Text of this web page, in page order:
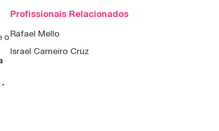
o
Profissionais Relacionados
Rafael Mello
Israel Carneiro Cruz